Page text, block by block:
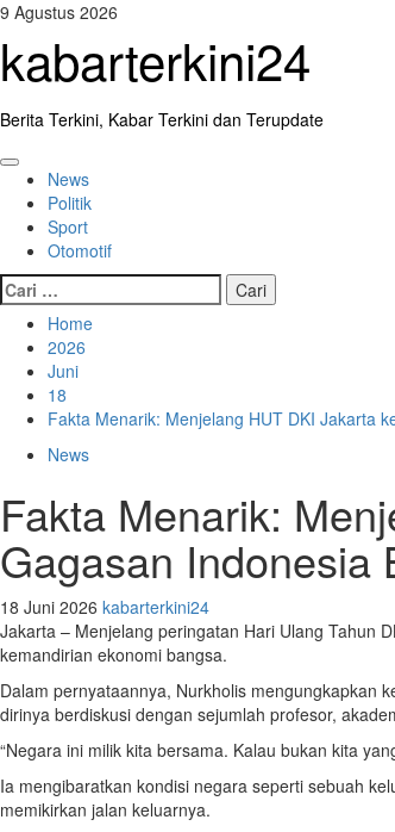
Skip
content
9 Agustus 2026
kabarterkini24
Berita Terkini, Kabar Terkini dan Terupdate
Primary
Menu
News
Politik
Sport
Otomotif
Cari
untuk:
Home
2026
Juni
18
Fakta Menarik: Menjelang HUT DKI Jakarta
News
Fakta Menarik:
Gagasan Indonesia
18 Juni 2026 kabarterkini24
Jakarta – Menjelang peringatan Hari Ulang Tahun
kemandirian ekonomi bangsa.
Dalam pernyataannya, Nurkholis mengungkapkan
dirinya berdiskusi dengan sejumlah profesor,
“Negara ini milik kita bersama. Kalau bukan kita
Ia mengibaratkan kondisi negara seperti sebuah
memikirkan jalan keluarnya.